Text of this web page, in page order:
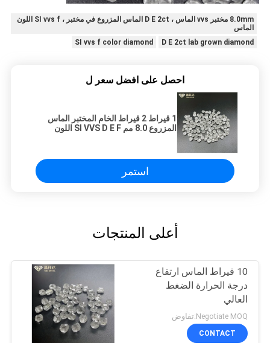
8.0mm مختبر vvs الماس ، D E 2ct الماس المزروع في مختبر ، SI vvs f اللون
الماس
D E 2ct lab grown diamond
SI vvs f color diamond
احصل على افضل سعر ل
1 قيراط 2 قيراط الخام المختبر الماس
المزروع 8.0 مم SI VVS D E F اللون
استمر
أعلى المنتجات
10 قيراط الماس ارتفاع
درجة الحرارة الضغط
العالي
Negotiate MOQ:تفاوض
CONTACT